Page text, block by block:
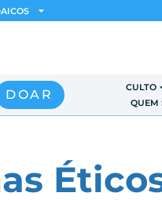
DOAR CULTO
QUEM